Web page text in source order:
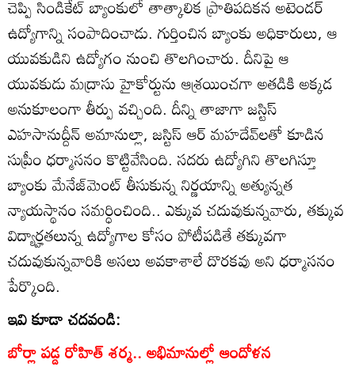
చెప్పి సిండికేట్‌ బ్యాంకులో తాత్కాలిక ప్రాతిపదికన అటెండర్‌
ఉద్యోగాన్ని సంపాదించాడు. గుర్తించిన బ్యాంకు అధికారులు, ఆ
యువకుడిని ఉద్యోగం నుంచి తొలగించారు. దీనిపై ఆ
యువకుడు మద్రాసు హైకోర్టును ఆశ్రయించగా అతడికి అక్కడ
అనుకూలంగా తీర్పు వచ్చింది. దీన్ని తాజాగా జస్టిస్‌
ఎహసానుద్దీన్‌ అమానుల్లా, జస్టిస్‌ ఆర్‌ మహదేవ్‌లతో కూడిన
సుప్రీం ధర్మాసనం కొట్టివేసింది. సదరు ఉద్యోగిని తొలగిస్తూ
బ్యాంకు మేనేజ్‌మెంట్‌ తీసుకున్న నిర్ణయాన్ని అత్యున్నత
న్యాయస్థానం సమర్ధించింది.. ఎక్కువ చదువుకున్నవారు, తక్కువ
విద్యార్హతలున్న ఉద్యోగాల కోసం పోటీపడితే తక్కువగా
చదువుకున్నవారికి అసలు అవకాశాలే దొరకవు అని ధర్మాసనం
పేర్కొంది.
ఇవి కూడా చదవండి:
బోర్లా పడ్డ రోహిత్ శర్మ.. అభిమానుల్లో ఆందోళన